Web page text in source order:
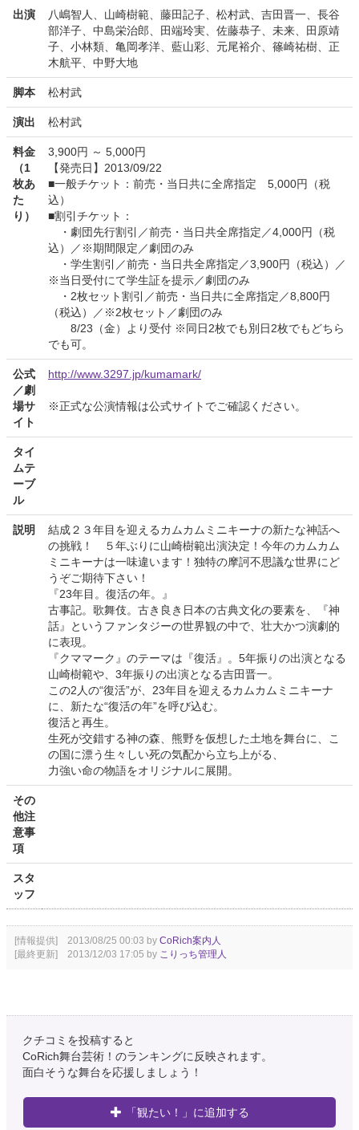
出演
八嶋智人、山崎樹範、藤田記子、松村武、吉田晋一、長谷
部洋子、中島栄治郎、田端玲実、佐藤恭子、未来、田原靖
子、小林類、亀岡孝洋、藍山彩、元尾裕介、篠崎祐樹、正
木航平、中野大地
脚本 松村武
演出 松村武
料金
（1
枚あ
た
り）
3,900円 ～ 5,000円
【発売日】2013/09/22
■一般チケット：前売・当日共に全席指定 5,000円（税
込）
■割引チケット：
・劇団先行割引／前売・当日共全席指定／4,000円（税
込）／※期間限定／劇団のみ
・学生割引／前売・当日共全席指定／3,900円（税込）／
※当日受付にて学生証を提示／劇団のみ
・2枚セット割引／前売・当日共に全席指定／8,800円
（税込）／※2枚セット／劇団のみ
8/23（金）より受付 ※同日2枚でも別日2枚でもどちら
でも可。
公式
／劇
場サ
イト
http://www.3297.jp/kumamark/
※正式な公演情報は公式サイトでご確認ください。
タイ
ムテ
ーブ
ル
説明
結成２３年目を迎えるカムカムミニキーナの新たな神話へ
の挑戦！ ５年ぶりに山崎樹範出演決定！今年のカムカム
ミニキーナは一味違います！独特の摩訶不思議な世界にど
うぞご期待下さい！
『23年目。復活の年。』
古事記。歌舞伎。古き良き日本の古典文化の要素を、『神
話』というファンタジーの世界観の中で、壮大かつ演劇的
に表現。
『クママーク』のテーマは『復活』。5年振りの出演となる
山崎樹範や、3年振りの出演となる吉田晋一。
この2人の“復活”が、23年目を迎えるカムカムミニキーナ
に、新たな“復活の年”を呼び込む。
復活と再生。
生死が交錯する神の森、熊野を仮想した土地を舞台に、こ
の国に漂う生々しい死の気配から立ち上がる、
力強い命の物語をオリジナルに展開。
その
他注
意事
項
スタ
ッフ
[情報提供] 2013/08/25 00:03 by CoRich案内人
[最終更新] 2013/12/03 17:05 by こりっち管理人
クチコミを投稿すると
CoRich舞台芸術！のランキングに反映されます。
面白そうな舞台を応援しましょう！
「観たい！」に追加する